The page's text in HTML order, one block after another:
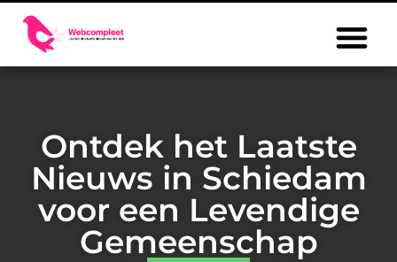
Ontdek het Laatste
Nieuws in Schiedam
voor een Levendige
Gemeenschap